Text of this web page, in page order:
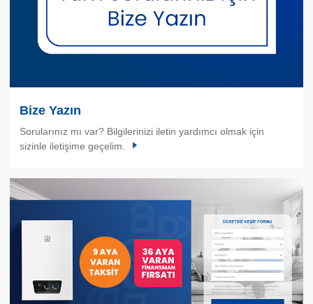
Bize Yazın
Sorularınız mı var? Bilgilerinizi iletin yardımcı olmak için
sizinle iletişime geçelim.